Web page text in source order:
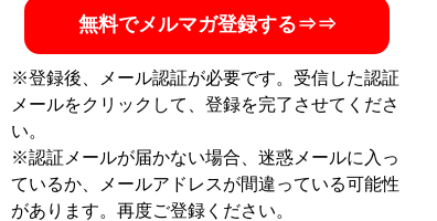
無料でメルマガ登録する⇒⇒
※登録後、メール認証が必要です。受信した認証
メールをクリックして、登録を完了させてくださ
い。
※認証メールが届かない場合、迷惑メールに入っ
ているか、メールアドレスが間違っている可能性
があります。再度ご登録ください。